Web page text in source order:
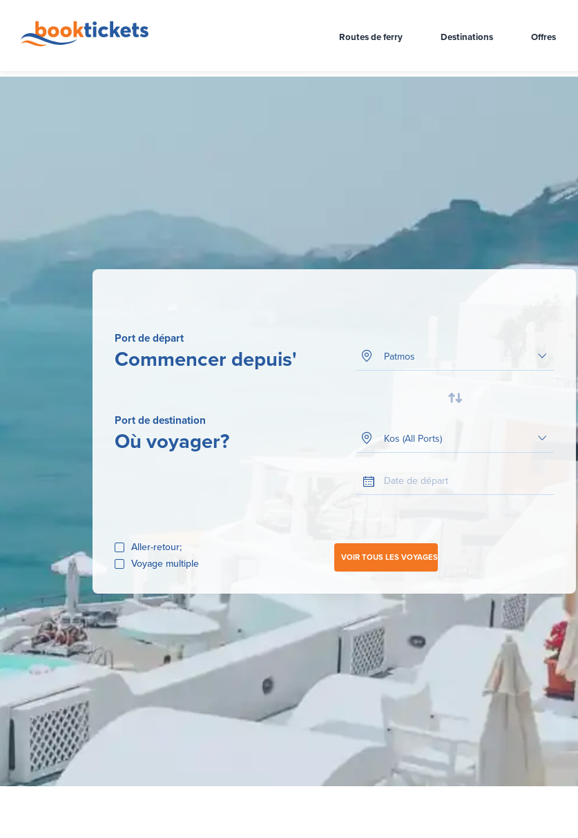
Routes de ferry Destinations Offres
Port de départ
Commencer depuis' Port de départ
Port de destination
Où voyager? Votre destination
Date de départ
Aller-retour;
Voyage multiple
VOIR TOUS LES VOYAGES